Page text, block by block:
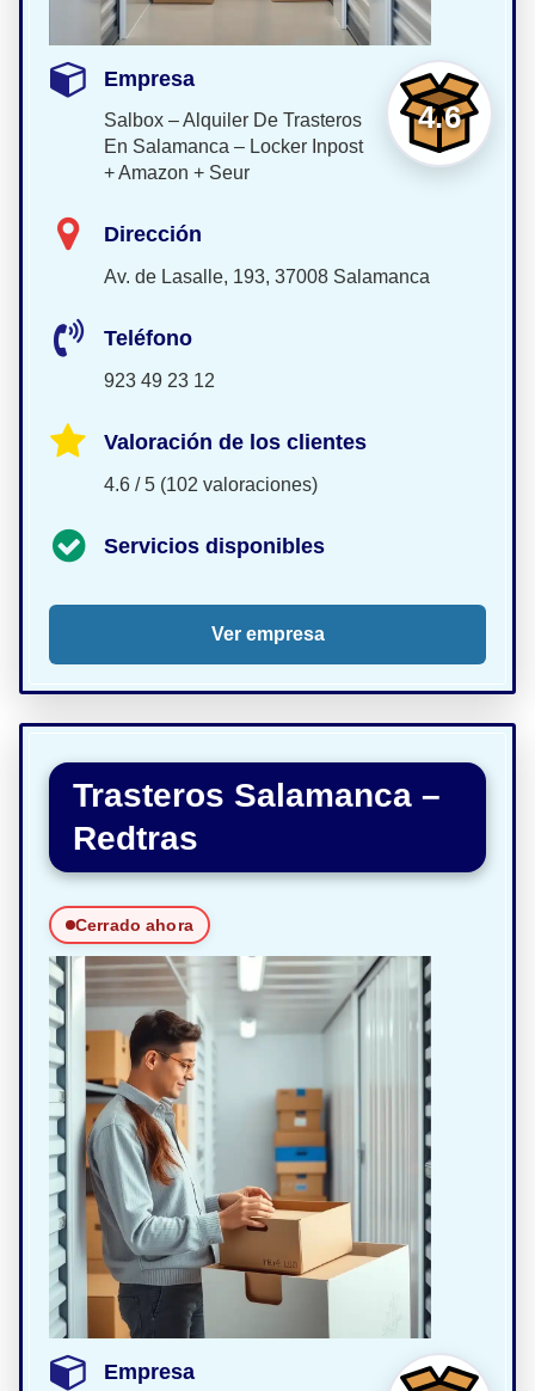
4.6
Empresa
Salbox – Alquiler De Trasteros
En Salamanca – Locker Inpost
+ Amazon + Seur
Dirección
Av. de Lasalle, 193, 37008 Salamanca
Teléfono
923 49 23 12
Valoración de los clientes
4.6 / 5 (102 valoraciones)
Servicios disponibles
Ver empresa
Trasteros Salamanca –
Redtras
Cerrado ahora
Empresa